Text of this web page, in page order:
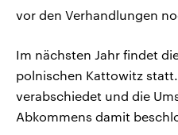
vor den Verhandlungen
Im nächsten Jahr findet
polnischen Kattowitz
verabschiedet und die
Abkommens damit